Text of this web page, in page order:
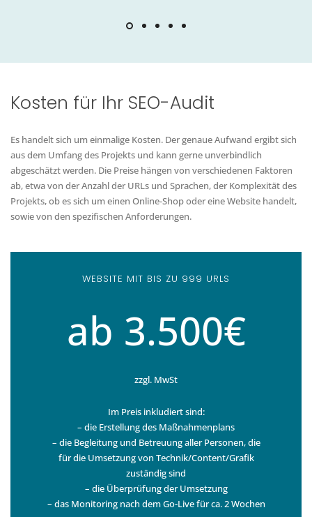
Kosten für Ihr SEO-Audit
Es handelt sich um einmalige Kosten. Der genaue Aufwand ergibt sich
aus dem Umfang des Projekts und kann gerne unverbindlich
abgeschätzt werden. Die Preise hängen von verschiedenen Faktoren
ab, etwa von der Anzahl der URLs und Sprachen, der Komplexität des
Projekts, ob es sich um einen Online-Shop oder eine Website handelt,
sowie von den spezifischen Anforderungen.
WEBSITE MIT BIS ZU 999 URLS
ab 3.500€
zzgl. MwSt
Im Preis inkludiert sind:
– die Erstellung des Maßnahmenplans
– die Begleitung und Betreuung aller Personen, die
für die Umsetzung von Technik/Content/Grafik
zuständig sind
– die Überprüfung der Umsetzung
– das Monitoring nach dem Go-Live für ca. 2 Wochen